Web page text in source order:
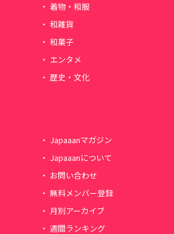
着物・和服
和雑貨
和菓子
エンタメ
歴史・文化
Japaaanマガジン
Japaaanについて
お問い合わせ
無料メンバー登録
月別アーカイブ
週間ランキング